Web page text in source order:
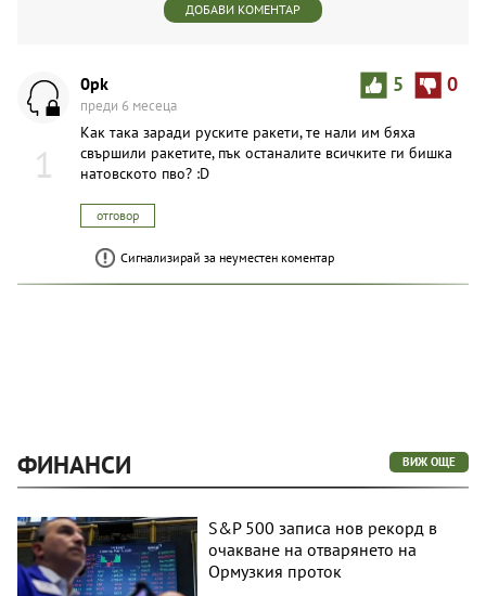
ДОБАВИ КОМЕНТАР
1
5 0
0pk
преди 6 месеца
Как така заради руските ракети, те нали им бяха
свършили ракетите, пък останалите всичките ги бишка
натовското пво? :D
отговор
Сигнализирай за неуместен коментар
ФИНАНСИ ВИЖ ОЩЕ
S&P 500 записа нов рекорд в
очакване на отварянето на
Ормузкия проток